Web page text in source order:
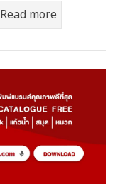
Read more